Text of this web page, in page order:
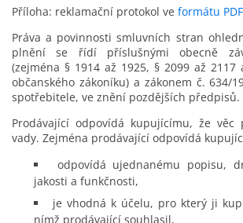
Příloha: reklamační protokol ve formátu PDF
Práva a povinnosti smluvních stran
plnění se řídí příslušnými obecně
(zejména § 1914 až 1925, § 2099 až 2117
občanského zákoníku) a zákonem č. 634/
spotřebitele, ve znění pozdějších předpisů.
Prodávající odpovídá kupujícímu, že věc
vady. Zejména prodávající odpovídá
odpovídá ujednanému popisu,
jakosti a funkčnosti,
je vhodná k účelu, pro který ji
nímž prodávající souhlasil,